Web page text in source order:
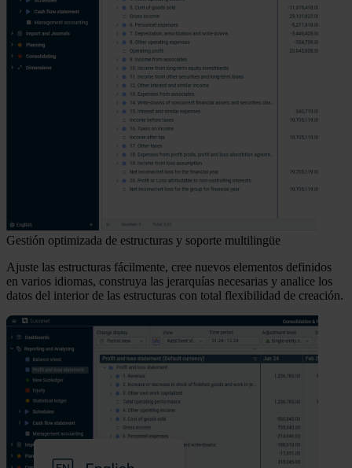
Gestión optimizada de estructuras y soporte multilingüe
Ajuste las estructuras fácilmente, cree nuevos elementos definidos
en varios idiomas, construya las jerarquías necesarias y analice los
datos del interior de las estructuras con total flexibilidad de creación.